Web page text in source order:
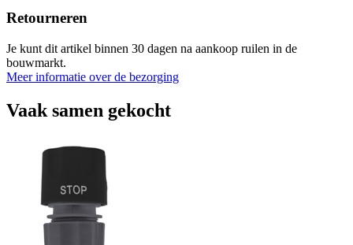
Retourneren
Je kunt dit artikel binnen 30 dagen na aankoop ruilen in de
bouwmarkt.
Meer informatie over de bezorging
Vaak samen gekocht